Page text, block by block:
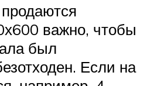
важно, чтобы
был
Если на